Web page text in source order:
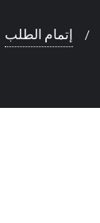
إتمام الطلب